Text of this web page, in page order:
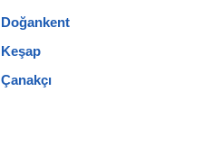
Doğankent
Keşap
Çanakçı